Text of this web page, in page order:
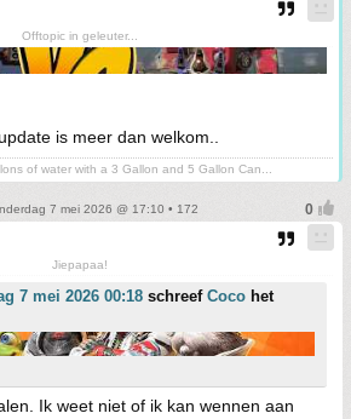
Offtopic in geleuter...
is meer dan welkom..
of water with a 3 Gallon and 5 Gallon Can...
7 mei 2026 @ 17:10 • 172
Jiepapaa!
7 mei 2026 00:18 schreef Coco het
Ik weet niet of ik kan wennen aan